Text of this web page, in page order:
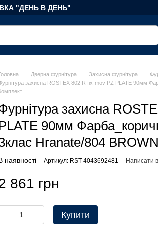
"ДЕНЬ В ДЕНЬ"
Дверна фурнітура Захисна фурнітура
захисна ROSTEX 802 R fix-mov PZ PLATE 90мм
захисна
90мм
Hranate/804
наявності Артикул: RST-4043692481 Написати
861 грн
Купити